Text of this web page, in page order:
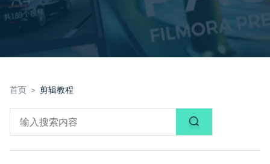
文本
首页 ＞ 剪辑教程